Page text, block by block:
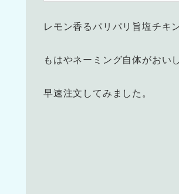
レモン香るパリパリ旨塩チキン
もはやネーミング自体がおい
早速注文してみました。